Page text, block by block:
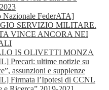
Nazionale FederATA]
SERVIZIO MILITARE.
VINCE ANCORA NEI
IS OLIVETTI MONZA
Precari: ultime notizie su
assunzioni e supplenze
Firmata l’Ipotesi di CCNL